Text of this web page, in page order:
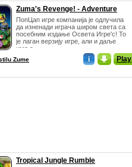
Zuma's Revenge! - Adventure
ПопЦап игре компанија је одлучила
да изненади играча широм света са
посебним издање Освета Игре'с! То
је лаган верзију игре, али и даље
има с...
Zume i _ Play
Tropical Jungle Rumble